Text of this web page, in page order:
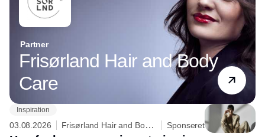
Partner
Frisørland Hair and Body
Care
Inspiration
03.08.2026
Frisørland Hair and Body
Sponseret